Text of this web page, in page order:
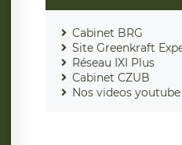
Cabinet BRG
Site Greenkraft
Réseau IXI Plus
Cabinet CZUB
Nos videos youtube